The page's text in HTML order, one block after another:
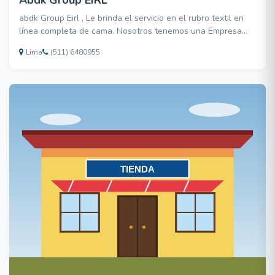
abdk Group Eirl , Le brinda el servicio en el rubro textil en
línea completa de cama. Nosotros tenemos una Empresa
soliciten nuestro servicio en toallas, salidas de baño,
manta
Lima (511) 6480955